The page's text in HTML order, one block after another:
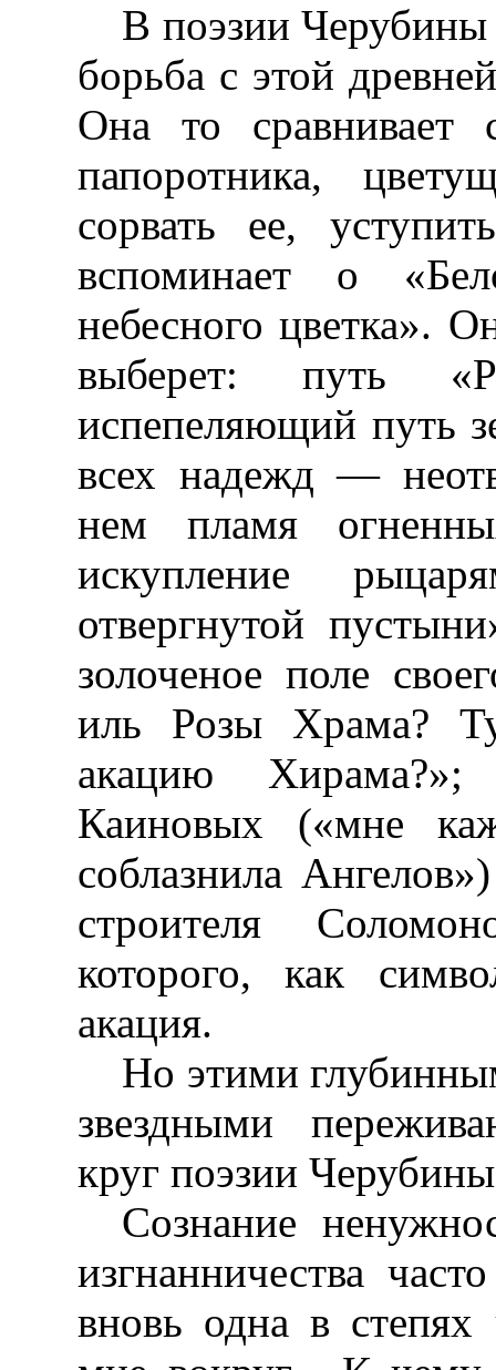
В поэзии Черубины
борьба с этой
Она то сравнивает
папоротника,
сорвать ее,
вспоминает о
небесного цветка».
выберет: путь
испепеляющий путь
всех надежд —
нем пламя
искупление
отвергнутой
золоченое поле
иль Розы Храма?
акацию
Каиновых («мне
соблазнила
строителя
которого, как
акация.
Но этими
звездными
круг поэзии
Сознание
изгнанничества
вновь одна в